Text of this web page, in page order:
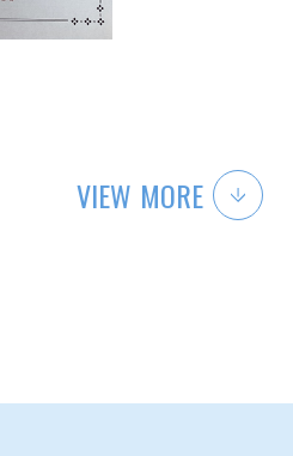
VIEW MORE